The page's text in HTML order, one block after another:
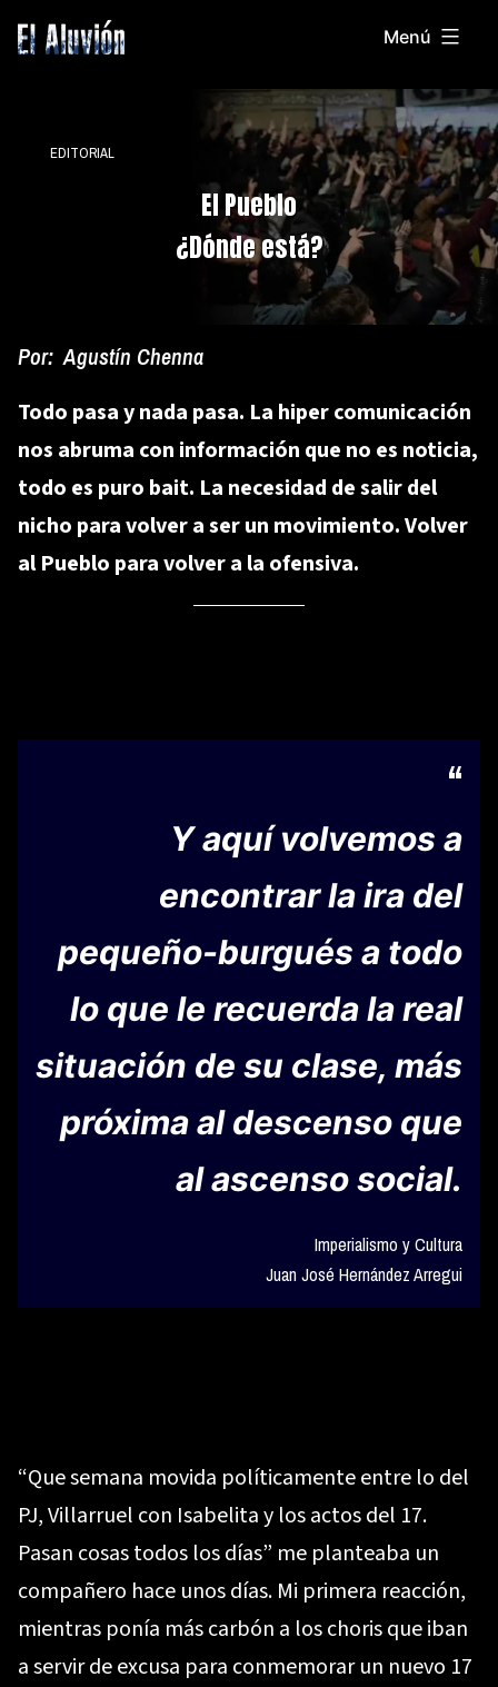
Saltar
El
Menú
EDITORIAL
El Pueblo
¿Dónde está?
Por: Agustín Chenna
Todo pasa y nada pasa. La hiper comunicación
nos abruma con información que no es noticia,
todo es puro bait. La necesidad de salir del
nicho para volver a ser un movimiento. Volver
al Pueblo para volver a la ofensiva.
Y aquí volvemos a
encontrar la ira del
pequeño-burgués a todo
lo que le recuerda la real
situación de su clase, más
próxima al descenso que
al ascenso social.
Imperialismo y Cultura
Juan José Hernández Arregui
“Que semana movida políticamente entre lo del
PJ, Villarruel con Isabelita y los actos del 17.
Pasan cosas todos los días” me planteaba un
compañero hace unos días. Mi primera reacción,
mientras ponía más carbón a los choris que iban
a servir de excusa para conmemorar un nuevo 17